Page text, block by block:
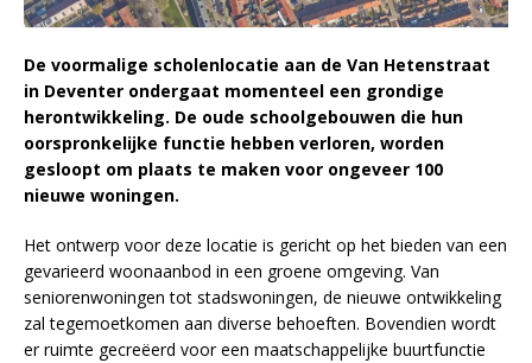
De voormalige scholenlocatie aan de Van Hetenstraat
in Deventer ondergaat momenteel een grondige
herontwikkeling. De oude schoolgebouwen die hun
oorspronkelijke functie hebben verloren, worden
gesloopt om plaats te maken voor ongeveer 100
nieuwe woningen.
Het ontwerp voor deze locatie is gericht op het bieden van een
gevarieerd woonaanbod in een groene omgeving. Van
seniorenwoningen tot stadswoningen, de nieuwe ontwikkeling
zal tegemoetkomen aan diverse behoeften. Bovendien wordt
er ruimte gecreëerd voor een maatschappelijke buurtfunctie